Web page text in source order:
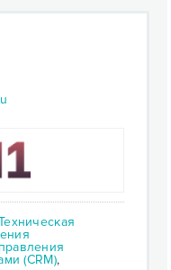
(CRM),